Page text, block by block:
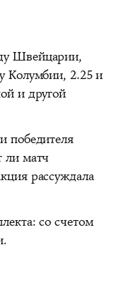
Швейцарии,
Колумбии, 2.25 и
и другой
победителя
ли матч
рассуждала
со счетом